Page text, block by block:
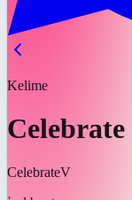
Kelime
Celebrate
CelebrateV